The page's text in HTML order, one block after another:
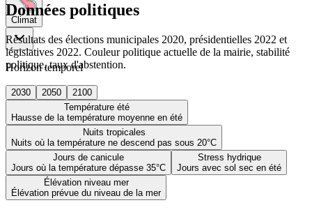
Climat
Horizon temporel
2030 2050
2100
Température été
Hausse de la température moyenne en été
Nuits tropicales
Nuits où la température ne descend pas sous 20°C
Jours de canicule
Jours où la température dépasse 35°C
Stress hydrique
Jours avec sol sec en été
Élévation niveau mer
Élévation prévue du niveau de la mer
Données politiques
Résultats des élections municipales 2020, présidentielles 2022 et
législatives 2022. Couleur politique actuelle de la mairie, stabilité
politique, taux d'abstention.